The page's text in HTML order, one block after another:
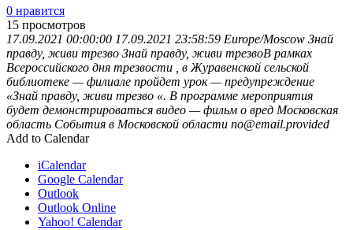
0 нравится
15 просмотров
17.09.2021 00:00:00 17.09.2021 23:58:59 Europe/Moscow Знай
правду, живи трезво Знай правду, живи трезвоВ рамках
Всероссийского дня трезвости , в Журавенской сельской
библиотеке — филиале пройдет урок — предупреждение
«Знай правду, живи трезво «. В программе мероприятия
будет демонстрироваться видео — фильм о вред Московская
область События в Московской области no@email.provided
Add to Calendar
iCalendar
Google Calendar
Outlook
Outlook Online
Yahoo! Calendar